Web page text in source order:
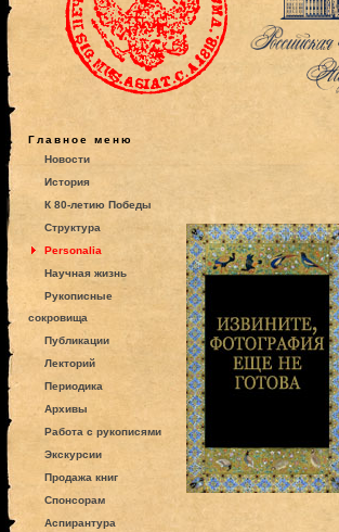
Главное меню
Новости
История
К 80-летию Победы
Структура
Personalia
Научная жизнь
Рукописные
сокровища
Публикации
Лекторий
Периодика
Архивы
Работа с рукописями
Экскурсии
Продажа книг
Спонсорам
Аспирантура